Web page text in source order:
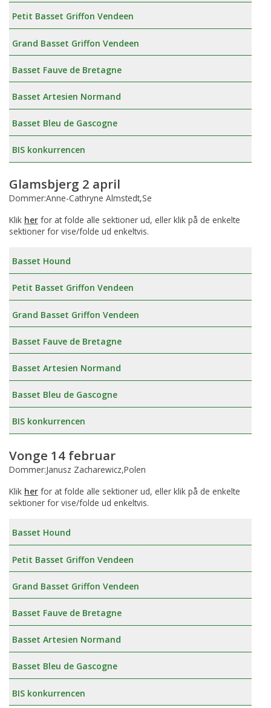
Petit Basset Griffon Vendeen
Grand Basset Griffon Vendeen
Basset Fauve de Bretagne
Basset Artesien Normand
Basset Bleu de Gascogne
BIS konkurrencen
Glamsbjerg 2 april
Dommer:Anne-Cathryne Almstedt,Se
Klik her for at folde alle sektioner ud, eller klik på de enkelte
sektioner for vise/folde ud enkeltvis.
Basset Hound
Petit Basset Griffon Vendeen
Grand Basset Griffon Vendeen
Basset Fauve de Bretagne
Basset Artesien Normand
Basset Bleu de Gascogne
BIS konkurrencen
Vonge 14 februar
Dommer:Janusz Zacharewicz,Polen
Klik her for at folde alle sektioner ud, eller klik på de enkelte
sektioner for vise/folde ud enkeltvis.
Basset Hound
Petit Basset Griffon Vendeen
Grand Basset Griffon Vendeen
Basset Fauve de Bretagne
Basset Artesien Normand
Basset Bleu de Gascogne
BIS konkurrencen